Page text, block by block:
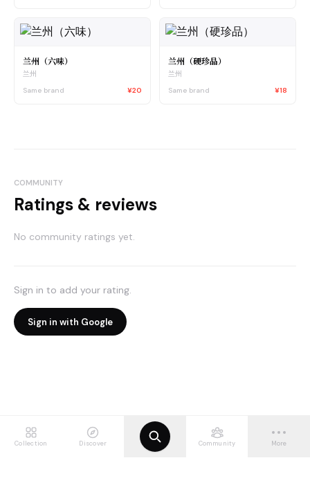
兰州（六味）
兰州
Same brand
¥20
兰州（硬珍品）
兰州
Same brand
¥18
COMMUNITY
Ratings & reviews
No community ratings yet.
Sign in to add your rating.
Sign in with Google
Collection Discover Community More